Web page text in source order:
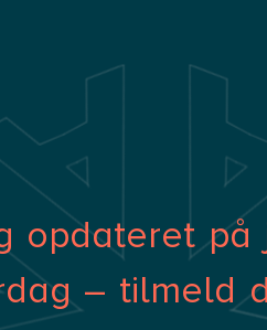
opdateret på
– tilmeld